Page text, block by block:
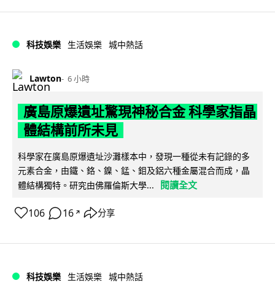
科技娛樂 生活娛樂 城中熱話
Lawton 6 小時
廣島原爆遺址驚現神秘合金 科學家指晶
體結構前所未見
科學家在廣島原爆遺址沙灘樣本中，發現一種從未有記錄的多
元素合金，由鐵、鉻、鎳、錳、鉬及鋁六種金屬混合而成，晶
體結構獨特。研究由佛羅倫斯大學...
閱讀全文
106 16 ↗ 分享
科技娛樂 生活娛樂 城中熱話